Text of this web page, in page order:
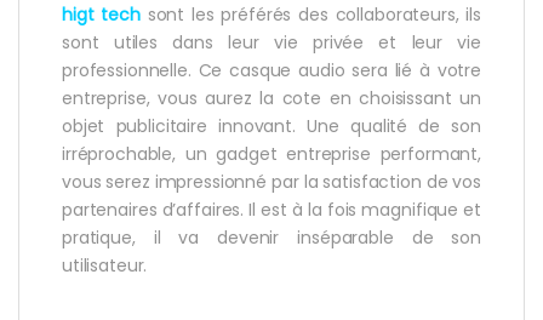
higt techsont les préférés des collaborateurs, ils
sont utiles dans leur vie privée et leur vie
professionnelle. Ce casque audio sera lié à votre
entreprise, vous aurez la cote en choisissant un
objet publicitaire innovant. Une qualité de son
irréprochable, un gadget entreprise performant,
vous serez impressionné par la satisfaction de vos
partenaires d’affaires. Il est à la fois magnifique et
pratique, il va devenir inséparable de son
utilisateur.